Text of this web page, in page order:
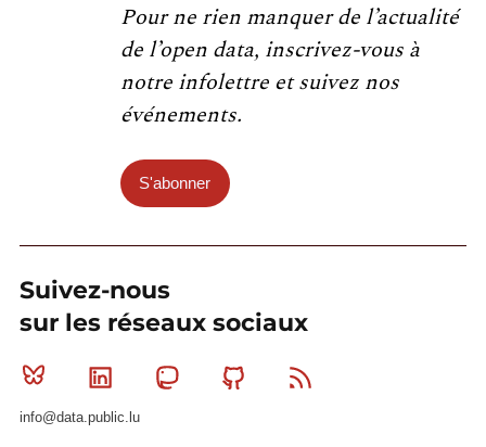
Pour ne rien manquer de l’actualité
de l’open data, inscrivez-vous à
notre infolettre et suivez nos
événements.
S'abonner
Suivez-nous
sur les réseaux sociaux
Bluesky Linkedin MastodonGithub
info@data.public.lu